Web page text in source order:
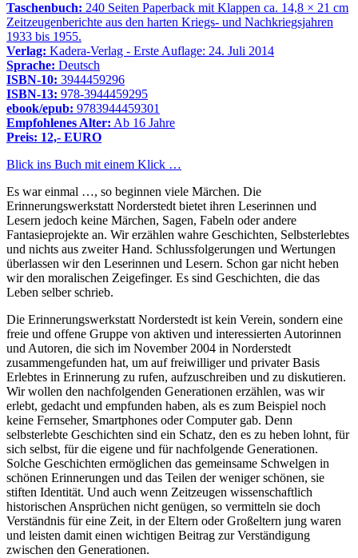
Taschenbuch: 240 Seiten Paperback mit Klappen ca. 14,8 × 21 cm
Zeitzeugenberichte aus den harten Kriegs- und Nachkriegsjahren
1933 bis 1955.
Verlag: Kadera-Verlag - Erste Auflage: 24. Juli 2014
Sprache: Deutsch
ISBN-10: 3944459296
ISBN-13: 978-3944459295
ebook/epub: 9783944459301
Empfohlenes Alter: Ab 16 Jahre
Preis: 12,- EURO
Blick ins Buch mit einem Klick …
Es war einmal …, so beginnen viele Märchen. Die
Erinnerungswerkstatt Norderstedt bietet ihren Leserinnen und
Lesern jedoch keine Märchen, Sagen, Fabeln oder andere
Fantasieprojekte an. Wir erzählen wahre Geschichten, Selbsterlebtes
und nichts aus zweiter Hand. Schlussfolgerungen und Wertungen
überlassen wir den Leserinnen und Lesern. Schon gar nicht heben
wir den moralischen Zeigefinger. Es sind Geschichten, die das
Leben selber schrieb.
Die Erinnerungswerkstatt Norderstedt ist kein Verein, sondern eine
freie und offene Gruppe von aktiven und interessierten Autorinnen
und Autoren, die sich im November 2004 in Norderstedt
zusammengefunden hat, um auf freiwilliger und privater Basis
Erlebtes in Erinnerung zu rufen, aufzuschreiben und zu diskutieren.
Wir wollen den nachfolgenden Generationen erzählen, was wir
erlebt, gedacht und empfunden haben, als es zum Beispiel noch
keine Fernseher, Smartphones oder Computer gab. Denn
selbsterlebte Geschichten sind ein Schatz, den es zu heben lohnt, für
sich selbst, für die eigene und für nachfolgende Generationen.
Solche Geschichten ermöglichen das gemeinsame Schwelgen in
schönen Erinnerungen und das Teilen der weniger schönen, sie
stiften Identität. Und auch wenn Zeitzeugen wissenschaftlich
historischen Ansprüchen nicht genügen, so vermitteln sie doch
Verständnis für eine Zeit, in der Eltern oder Großeltern jung waren
und leisten damit einen wichtigen Beitrag zur Verständigung
zwischen den Generationen.